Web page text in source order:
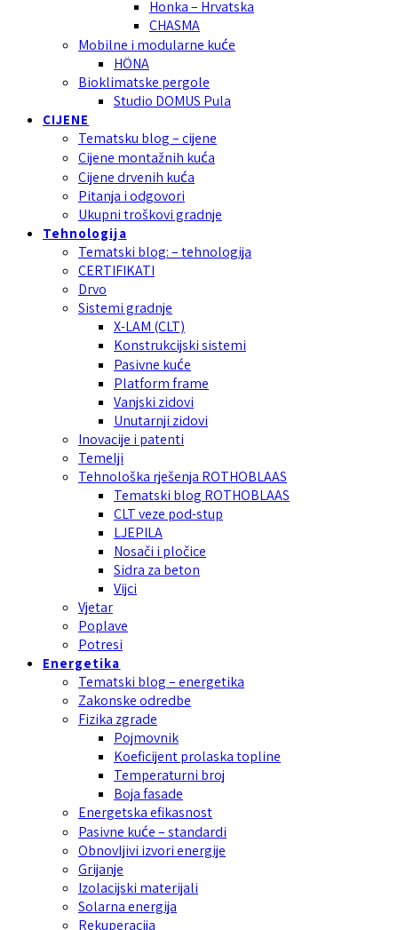
Honka – Hrvatska
CHASMA
Mobilne i modularne kuće
HÖNA
Bioklimatske pergole
Studio DOMUS Pula
CIJENE
Tematsku blog – cijene
Cijene montažnih kuća
Cijene drvenih kuća
Pitanja i odgovori
Ukupni troškovi gradnje
Tehnologija
Tematski blog: – tehnologija
CERTIFIKATI
Drvo
Sistemi gradnje
X-LAM (CLT)
Konstrukcijski sistemi
Pasivne kuće
Platform frame
Vanjski zidovi
Unutarnji zidovi
Inovacije i patenti
Temelji
Tehnološka rješenja ROTHOBLAAS
Tematski blog ROTHOBLAAS
CLT veze pod-stup
LJEPILA
Nosači i pločice
Sidra za beton
Vijci
Vjetar
Poplave
Potresi
Energetika
Tematski blog – energetika
Zakonske odredbe
Fizika zgrade
Pojmovnik
Koeficijent prolaska topline
Temperaturni broj
Boja fasade
Energetska efikasnost
Pasivne kuće – standardi
Obnovljivi izvori energije
Grijanje
Izolacijski materijali
Solarna energija
Rekuperacija